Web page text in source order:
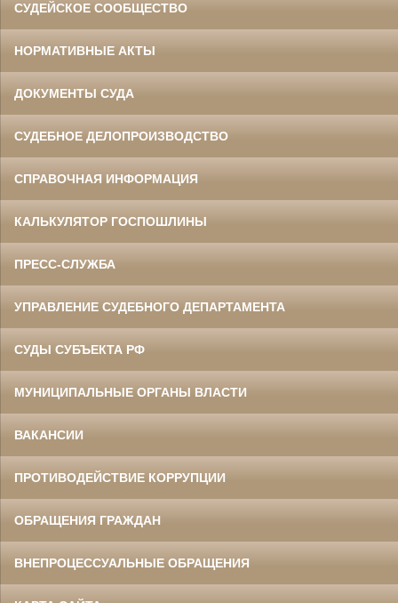
СУДЕЙСКОЕ СООБЩЕСТВО
НОРМАТИВНЫЕ АКТЫ
ДОКУМЕНТЫ СУДА
СУДЕБНОЕ ДЕЛОПРОИЗВОДСТВО
СПРАВОЧНАЯ ИНФОРМАЦИЯ
КАЛЬКУЛЯТОР ГОСПОШЛИНЫ
ПРЕСС-СЛУЖБА
УПРАВЛЕНИЕ СУДЕБНОГО ДЕПАРТАМЕНТА
СУДЫ СУБЪЕКТА РФ
МУНИЦИПАЛЬНЫЕ ОРГАНЫ ВЛАСТИ
ВАКАНСИИ
ПРОТИВОДЕЙСТВИЕ КОРРУПЦИИ
ОБРАЩЕНИЯ ГРАЖДАН
ВНЕПРОЦЕССУАЛЬНЫЕ ОБРАЩЕНИЯ